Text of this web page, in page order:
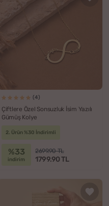
(4)
Çiftlere Özel Sonsuzluk İsim Yazılı
Gümüş Kolye
2. Ürün %30 İndirimli
%33
indirim
2699.90 TL
1799.90 TL